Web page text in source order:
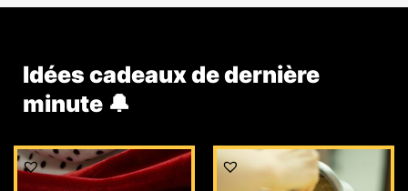
Idées cadeaux de dernière
minute 🔔